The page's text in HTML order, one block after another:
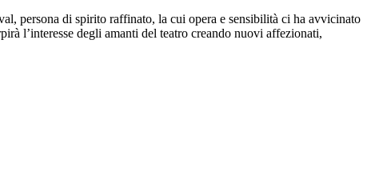
persona di spirito raffinato, la cui opera e sensibilità ci ha avvicinato
l’interesse degli amanti del teatro creando nuovi affezionati,